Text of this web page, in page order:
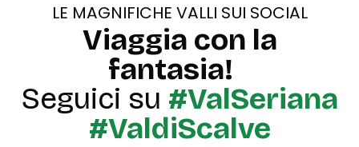
LE MAGNIFICHE VALLI SUI SOCIAL
Viaggia con la
fantasia!
Seguici su #ValSeriana
#ValdiScalve